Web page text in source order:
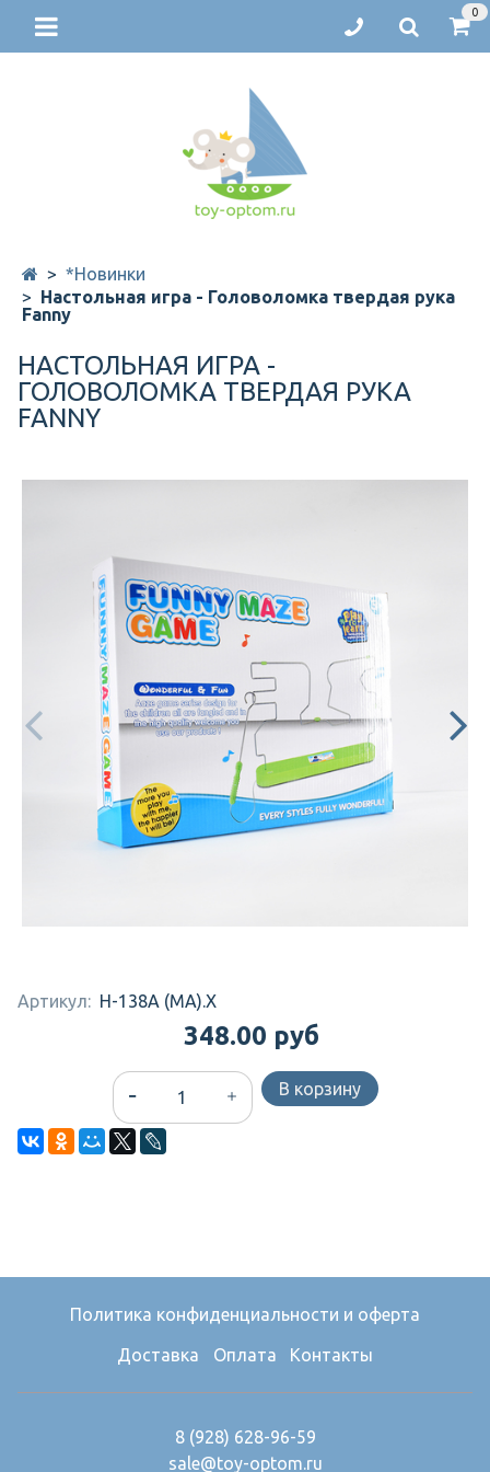
0
*Новинки
Настольная игра - Головоломка твердая рука
Fanny
НАСТОЛЬНАЯ ИГРА -
ГОЛОВОЛОМКА ТВЕРДАЯ РУКА
FANNY
Артикул: H-138A (MA).X
348.00 руб
В корзину
Политика конфиденциальности и оферта
Доставка Оплата Контакты
8 (928) 628-96-59
sale@toy-optom.ru